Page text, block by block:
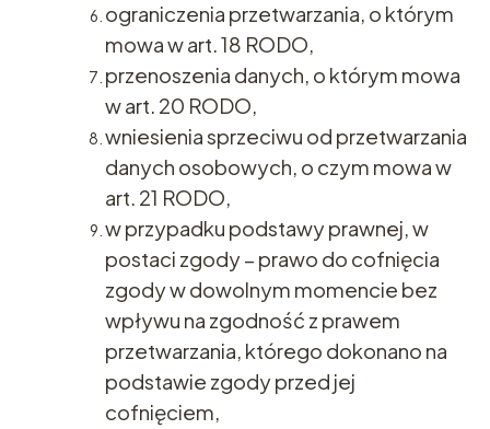
ograniczenia przetwarzania, o którym
mowa w art. 18 RODO,
przenoszenia danych, o którym mowa
w art. 20 RODO,
wniesienia sprzeciwu od przetwarzania
danych osobowych, o czym mowa w
art. 21 RODO,
w przypadku podstawy prawnej, w
postaci zgody – prawo do cofnięcia
zgody w dowolnym momencie bez
wpływu na zgodność z prawem
przetwarzania, którego dokonano na
podstawie zgody przed jej
cofnięciem,